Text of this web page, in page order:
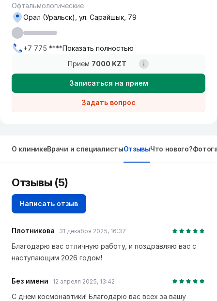
Офтальмологические
Прием 7000 KZT
Записаться на прием
Задать вопрос
Орал (Уральск), ул. Сарайшык, 79
+7 775 ****Показать полностью
О клиникеВрачи и специалистыОтзывыЧто нового?
Отзывы (5)
Написать отзыв
Плотникова 31 декабря 2025, 16:37
Благодарю вас отличную работу, и поздравляю вас с
наступающим 2026 годом!
Без имени 12 апреля 2025, 13:42
С днём космонавтики! Благодарю вас всех за вашу